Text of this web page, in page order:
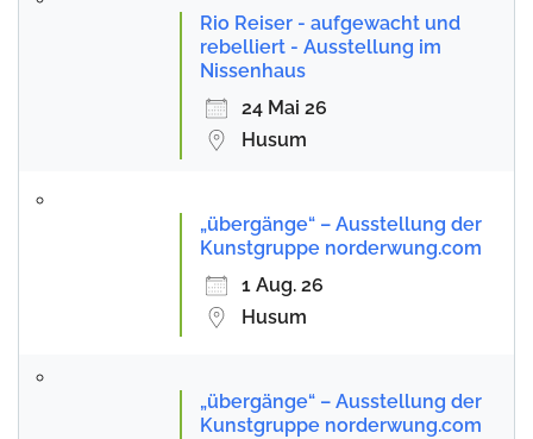
Rio Reiser - aufgewacht und
rebelliert - Ausstellung im
Nissenhaus
24 Mai 26
Husum
„übergänge“ – Ausstellung der
Kunstgruppe norderwung.com
1 Aug. 26
Husum
„übergänge“ – Ausstellung der
Kunstgruppe norderwung.com